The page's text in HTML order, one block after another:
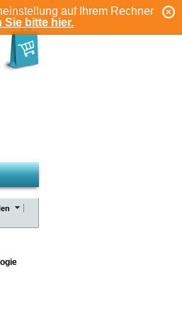
auf Ihrem Rechner
bitte hier.
KONTO